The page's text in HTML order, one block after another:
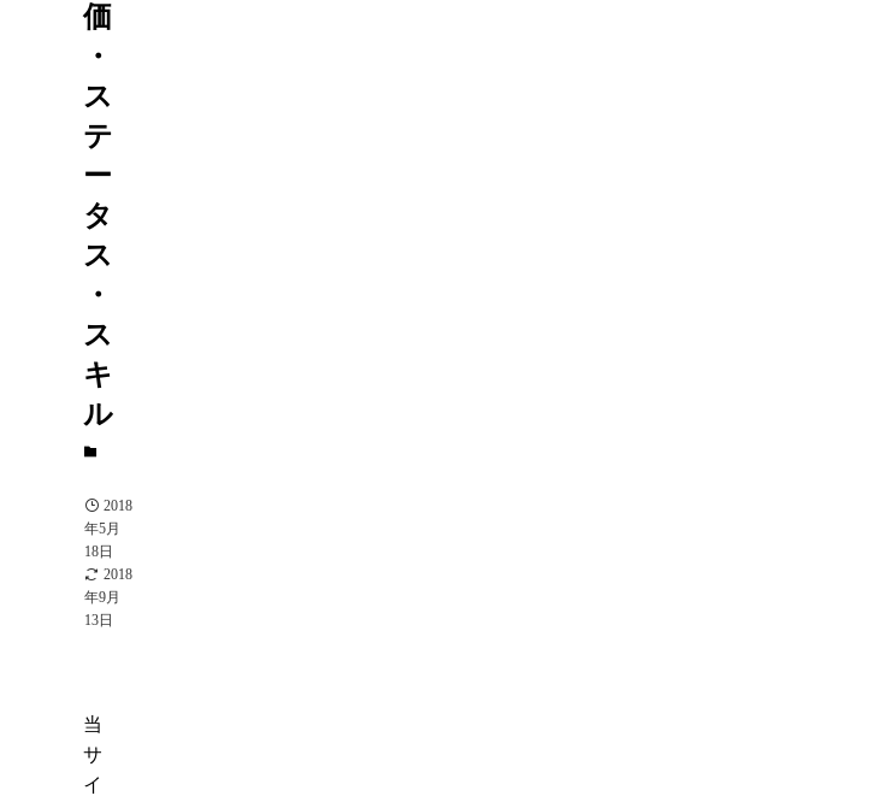
価
・
ス
テ
ー
タ
ス
・
ス
キ
ル
2018
年5月
18日
2018
年9月
13日
当
サ
イ